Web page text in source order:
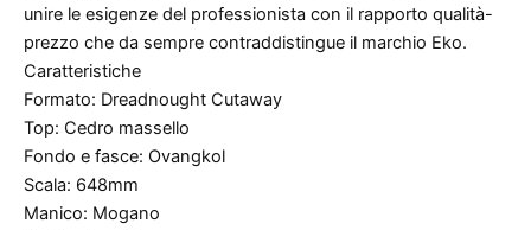
unire le esigenze del professionista con il rapporto qualità-
prezzo che da sempre contraddistingue il marchio Eko.
Caratteristiche
Formato: Dreadnought Cutaway
Top: Cedro massello
Fondo e fasce: Ovangkol
Scala: 648mm
Manico: Mogano